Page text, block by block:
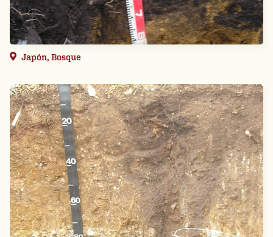
Japón, Bosque